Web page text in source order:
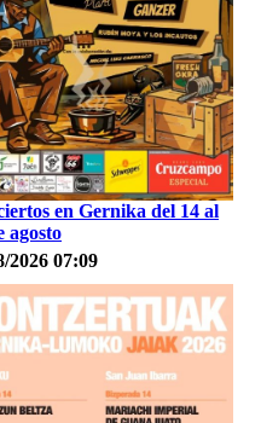
en Gernika del 14 al
agosto
2026 07:09